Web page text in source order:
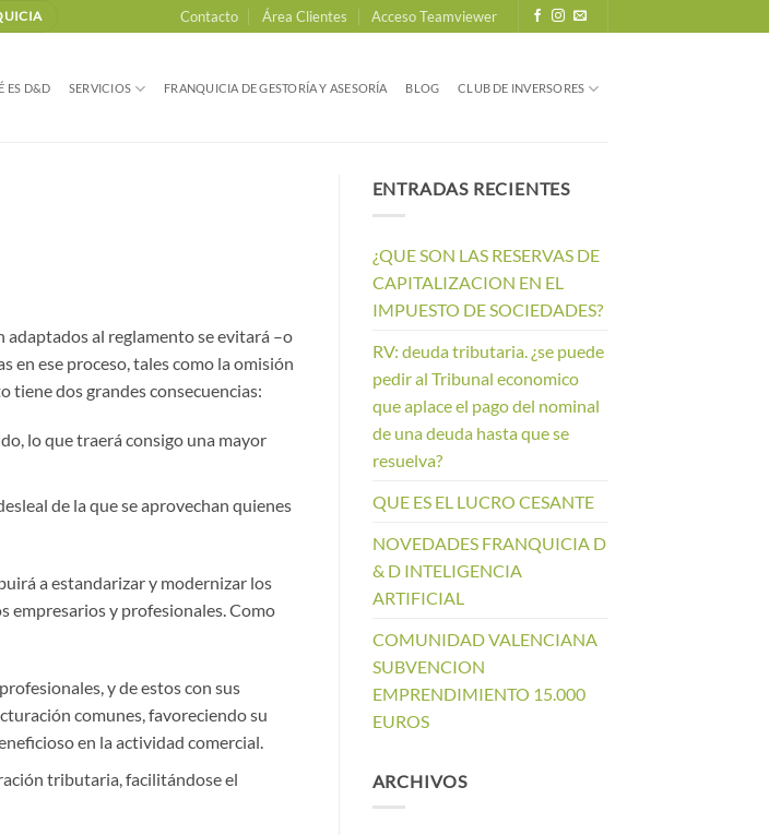
Contacto Área Clientes Acceso Teamviewer
ES D&D SERVICIOS FRANQUICIA DE GESTORÍA Y ASESORÍA BLOG CLUB DE INVERSORES
al reglamento se evitará –o
en ese proceso, tales como la omisión
tiene dos grandes consecuencias:
lo que traerá consigo una mayor
de la que se aprovechan quienes
a estandarizar y modernizar los
empresarios y profesionales. Como
y de estos con sus
comunes, favoreciendo su
en la actividad comercial.
tributaria, facilitándose el
ENTRADAS RECIENTES
¿QUE SON LAS RESERVAS DE
CAPITALIZACION EN EL
IMPUESTO DE SOCIEDADES?
RV: deuda tributaria. ¿se puede
pedir al Tribunal economico
que aplace el pago del nominal
de una deuda hasta que se
resuelva?
QUE ES EL LUCRO CESANTE
NOVEDADES FRANQUICIA D
& D INTELIGENCIA
ARTIFICIAL
COMUNIDAD VALENCIANA
SUBVENCION
EMPRENDIMIENTO 15.000
EUROS
ARCHIVOS